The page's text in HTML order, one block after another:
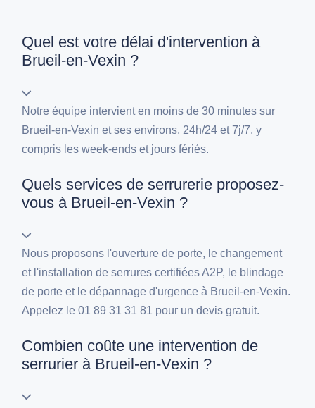
Quel est votre délai d'intervention à
Brueil-en-Vexin ?
Notre équipe intervient en moins de 30 minutes sur
Brueil-en-Vexin et ses environs, 24h/24 et 7j/7, y
compris les week-ends et jours fériés.
Quels services de serrurerie proposez-
vous à Brueil-en-Vexin ?
Nous proposons l'ouverture de porte, le changement
et l'installation de serrures certifiées A2P, le blindage
de porte et le dépannage d'urgence à Brueil-en-Vexin.
Appelez le 01 89 31 31 81 pour un devis gratuit.
Combien coûte une intervention de
serrurier à Brueil-en-Vexin ?